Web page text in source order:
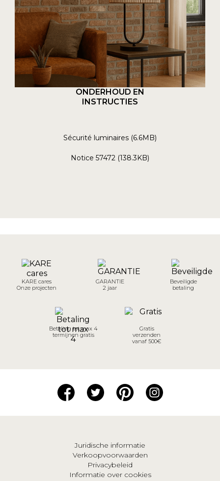
ONDERHOUD EN
INSTRUCTIES
Sécurité luminaires (6.6MB)
Notice 57472 (138.3KB)
KARE cares
Onze projecten
GARANTIE
2 jaar
Beveiligde
betaling
Betaling tot max 4
termijnen gratis
Gratis
verzenden
vanaf 500€
Juridische informatie
Verkoopvoorwaarden
Privacybeleid
Informatie over cookies